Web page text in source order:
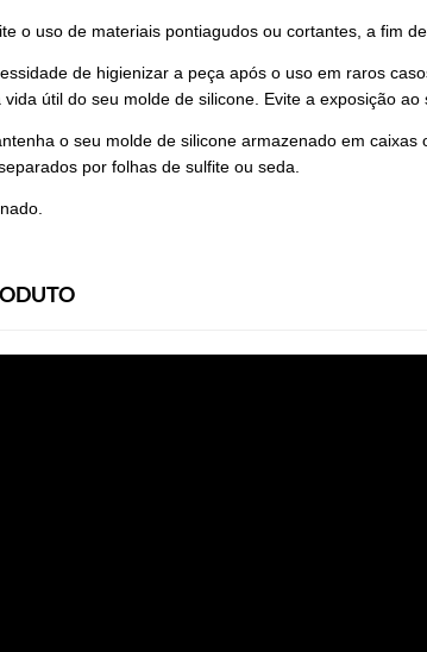
o uso de materiais pontiagudos ou cortantes, a fim
de higienizar a peça após o uso em raros
útil do seu molde de silicone. Evite a exposição ao
o seu molde de silicone armazenado em
por folhas de sulfite ou seda.